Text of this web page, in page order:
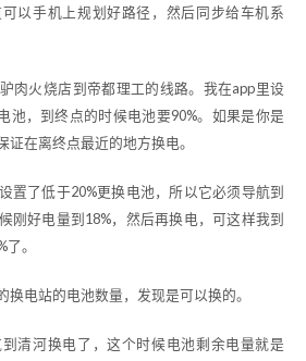
以手机上规划好路径，然后同步给车机系
肉火烧店到帝都理工的线路。我在app里设
池，到终点的时候电池要90%。如果是你是
在离终点最近的地方换电。
置了低于20%更换电池，所以它必须导航到
刚好电量到18%，然后再换电，可这样我到
。
电站的电池数量，发现是可以换的。
清河换电了，这个时候电池剩余电量就是